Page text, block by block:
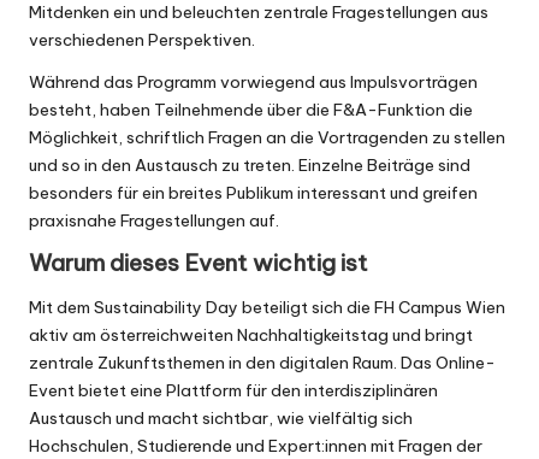
Mitdenken ein und beleuchten zentrale Fragestellungen aus
verschiedenen Perspektiven.
Während das Programm vorwiegend aus Impulsvorträgen
besteht, haben Teilnehmende über die F&A-Funktion die
Möglichkeit, schriftlich Fragen an die Vortragenden zu stellen
und so in den Austausch zu treten. Einzelne Beiträge sind
besonders für ein breites Publikum interessant und greifen
praxisnahe Fragestellungen auf.
Warum dieses Event wichtig ist
Mit dem Sustainability Day beteiligt sich die FH Campus Wien
aktiv am österreichweiten Nachhaltigkeitstag und bringt
zentrale Zukunftsthemen in den digitalen Raum. Das Online-
Event bietet eine Plattform für den interdisziplinären
Austausch und macht sichtbar, wie vielfältig sich
Hochschulen, Studierende und Expert:innen mit Fragen der